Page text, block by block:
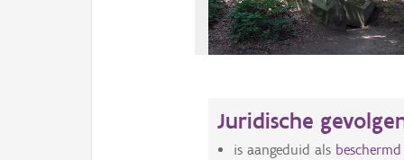
Juridische
is aangeduid als